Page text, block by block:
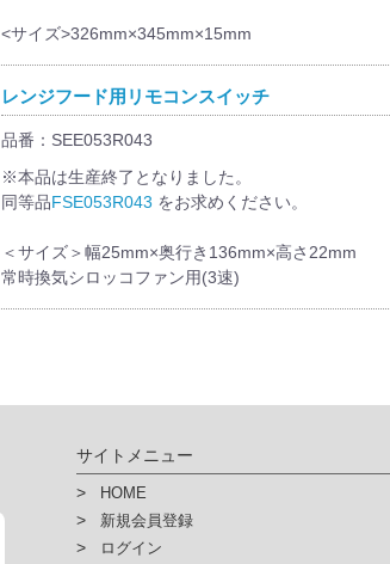
<サイズ>326mm×345mm×15mm
レンジフード用リモコンスイッチ
品番：SEE053R043
※本品は生産終了となりました。
同等品FSE053R043 をお求めください。
＜サイズ＞幅25mm×奥行き136mm×高さ22mm
常時換気シロッコファン用(3速)
サイトメニュー
HOME
新規会員登録
ログイン